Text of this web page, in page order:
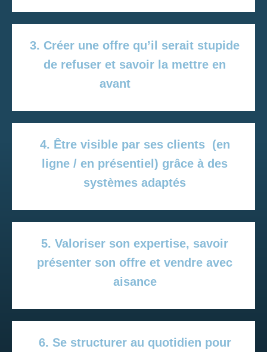
3. Créer une offre qu’il serait stupide
de refuser et savoir la mettre en
avant
4. Être visible par ses clients (en
ligne / en présentiel) grâce à des
systèmes adaptés
5. Valoriser son expertise, savoir
présenter son offre et vendre avec
aisance
6. Se structurer au quotidien pour